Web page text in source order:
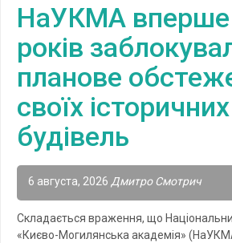
НаУКМА вперше
років
планове
своїх історичних
будівель
6 августа, 2026 Дмитро Смотрич
Складається враження, що
«Києво-Могилянська академія»